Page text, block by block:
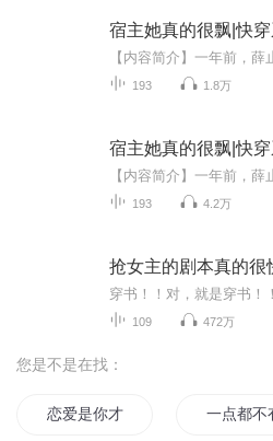
宿主她真的很飘|快
193 1.8万
宿主她真的很飘|快
193 4.2万
抢女主的剧本真的很
109 472万
您是不是在找：
恋爱是你才有趣 一点都不